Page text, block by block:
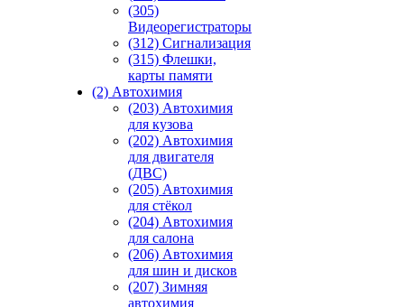
(305)
Видеорегистраторы
(312) Сигнализация
(315) Флешки,
карты памяти
(2) Автохимия
(203) Автохимия
для кузова
(202) Автохимия
для двигателя
(ДВС)
(205) Автохимия
для стёкол
(204) Автохимия
для салона
(206) Автохимия
для шин и дисков
(207) Зимняя
автохимия